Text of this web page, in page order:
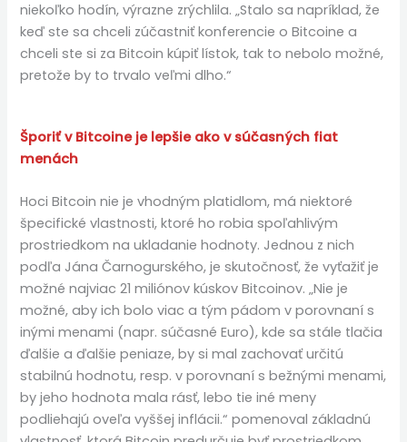
niekoľko hodín, výrazne zrýchlila. „Stalo sa napríklad, že
keď ste sa chceli zúčastniť konferencie o Bitcoine a
chceli ste si za Bitcoin kúpiť lístok, tak to nebolo možné,
pretože by to trvalo veľmi dlho.“
Šporiť v Bitcoine je lepšie ako v súčasných fiat
menách
Hoci Bitcoin nie je vhodným platidlom, má niektoré
špecifické vlastnosti, ktoré ho robia spoľahlivým
prostriedkom na ukladanie hodnoty. Jednou z nich
podľa Jána Čarnogurského, je skutočnosť, že vyťažiť je
možné najviac 21 miliónov kúskov Bitcoinov. „Nie je
možné, aby ich bolo viac a tým pádom v porovnaní s
inými menami (napr. súčasné Euro), kde sa stále tlačia
ďalšie a ďalšie peniaze, by si mal zachovať určitú
stabilnú hodnotu, resp. v porovnaní s bežnými menami,
by jeho hodnota mala rásť, lebo tie iné meny
podliehajú oveľa vyššej inflácii.“ pomenoval základnú